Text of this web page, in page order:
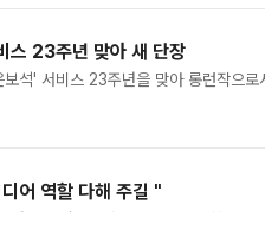
스 23주년 맞아 새 단장
어 역할 다해 주길 "